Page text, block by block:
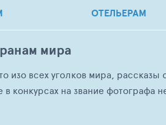
ОТЕЛЬЕРАМ
мира
изо всех уголков мира,
конкурсах на звание